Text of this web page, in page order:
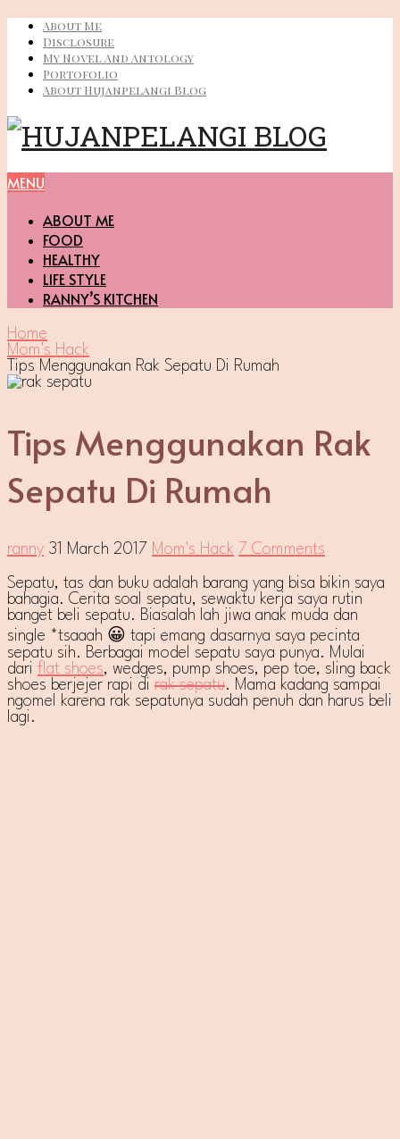
About Me
Disclosure
My Novel And Antology
Portofolio
About Hujanpelangi Blog
MENU
ABOUT ME
FOOD
HEALTHY
LIFE STYLE
RANNY’S KITCHEN
Home
Mom's Hack
Tips Menggunakan Rak Sepatu Di Rumah
Tips Menggunakan Rak
Sepatu Di Rumah
ranny 31 March 2017 Mom's Hack 7 Comments
Sepatu, tas dan buku adalah barang yang bisa bikin saya
bahagia. Cerita soal sepatu, sewaktu kerja saya rutin
banget beli sepatu. Biasalah lah jiwa anak muda dan
single *tsaaah 😀 tapi emang dasarnya saya pecinta
sepatu sih. Berbagai model sepatu saya punya. Mulai
dari flat shoes, wedges, pump shoes, pep toe, sling back
shoes berjejer rapi di rak sepatu. Mama kadang sampai
ngomel karena rak sepatunya sudah penuh dan harus beli
lagi.